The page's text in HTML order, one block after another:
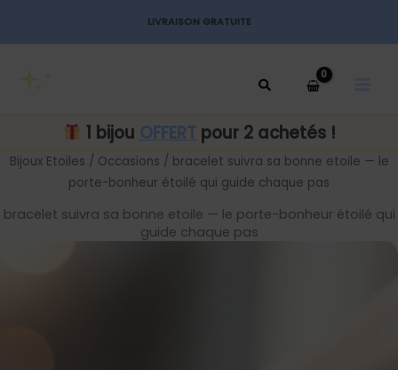
LIVRAISON GRATUITE
1 bijou OFFERT pour 2 achetés !
Bijoux Etoiles / Occasions / bracelet suivra sa bonne etoile — le
porte-bonheur étoilé qui guide chaque pas
bracelet suivra sa bonne etoile — le porte-bonheur étoilé qui
guide chaque pas